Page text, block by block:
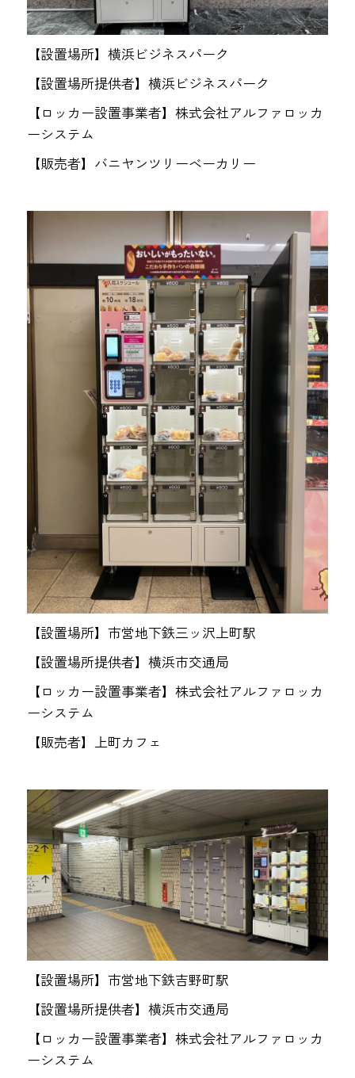
【設置場所】横浜ビジネスパーク
【設置場所提供者】横浜ビジネスパーク
【ロッカー設置事業者】株式会社アルファロッカ
ーシステム
【販売者】バニヤンツリーベーカリー
【設置場所】市営地下鉄三ッ沢上町駅
【設置場所提供者】横浜市交通局
【ロッカー設置事業者】株式会社アルファロッカ
ーシステム
【販売者】上町カフェ
【設置場所】市営地下鉄吉野町駅
【設置場所提供者】横浜市交通局
【ロッカー設置事業者】株式会社アルファロッカ
ーシステム